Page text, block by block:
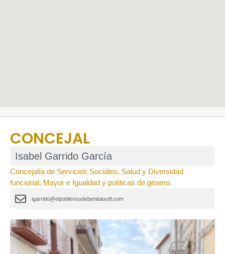
CONCEJAL
Isabel Garrido García
Concejalía de Servicios Sociales, Salud y Diversidad
funcional, Mayor e Igualdad y políticas de género.
igarrido@elpoblenoudebenitatxell.com